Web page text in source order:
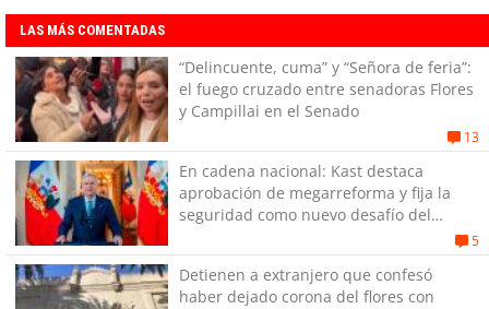
LAS MÁS COMENTADAS
“Delincuente, cuma” y “Señora de feria”:
el fuego cruzado entre senadoras Flores
y Campillai en el Senado
13
En cadena nacional: Kast destaca
aprobación de megarreforma y fija la
seguridad como nuevo desafío del
5
Detienen a extranjero que confesó
haber dejado corona del flores con